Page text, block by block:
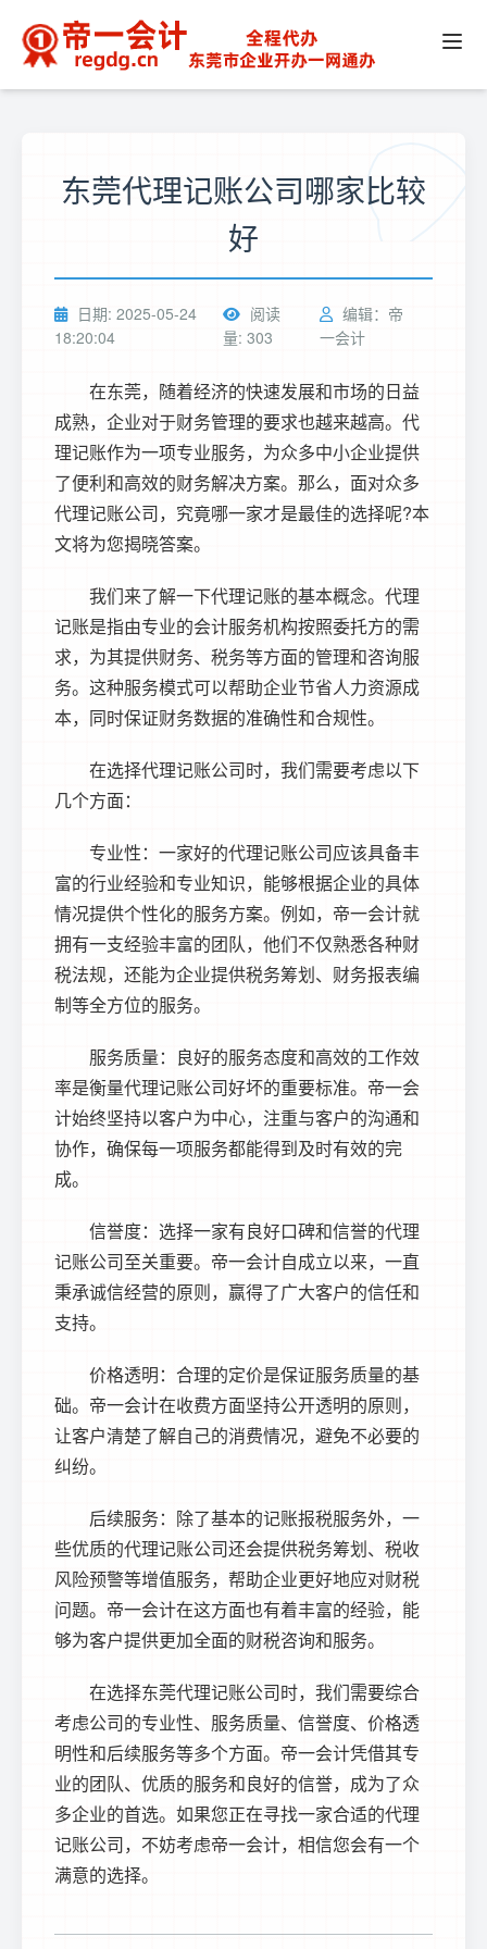
东莞代理记账公司哪家比较
好
日期: 2025-05-24
18:20:04
阅读
量: 303
编辑：帝
一会计
在东莞，随着经济的快速发展和市场的日益
成熟，企业对于财务管理的要求也越来越高。代
理记账作为一项专业服务，为众多中小企业提供
了便利和高效的财务解决方案。那么，面对众多
代理记账公司，究竟哪一家才是最佳的选择呢?本
文将为您揭晓答案。
我们来了解一下代理记账的基本概念。代理
记账是指由专业的会计服务机构按照委托方的需
求，为其提供财务、税务等方面的管理和咨询服
务。这种服务模式可以帮助企业节省人力资源成
本，同时保证财务数据的准确性和合规性。
在选择代理记账公司时，我们需要考虑以下
几个方面：
专业性：一家好的代理记账公司应该具备丰
富的行业经验和专业知识，能够根据企业的具体
情况提供个性化的服务方案。例如，帝一会计就
拥有一支经验丰富的团队，他们不仅熟悉各种财
税法规，还能为企业提供税务筹划、财务报表编
制等全方位的服务。
服务质量：良好的服务态度和高效的工作效
率是衡量代理记账公司好坏的重要标准。帝一会
计始终坚持以客户为中心，注重与客户的沟通和
协作，确保每一项服务都能得到及时有效的完
成。
信誉度：选择一家有良好口碑和信誉的代理
记账公司至关重要。帝一会计自成立以来，一直
秉承诚信经营的原则，赢得了广大客户的信任和
支持。
价格透明：合理的定价是保证服务质量的基
础。帝一会计在收费方面坚持公开透明的原则，
让客户清楚了解自己的消费情况，避免不必要的
纠纷。
后续服务：除了基本的记账报税服务外，一
些优质的代理记账公司还会提供税务筹划、税收
风险预警等增值服务，帮助企业更好地应对财税
问题。帝一会计在这方面也有着丰富的经验，能
够为客户提供更加全面的财税咨询和服务。
在选择东莞代理记账公司时，我们需要综合
考虑公司的专业性、服务质量、信誉度、价格透
明性和后续服务等多个方面。帝一会计凭借其专
业的团队、优质的服务和良好的信誉，成为了众
多企业的首选。如果您正在寻找一家合适的代理
记账公司，不妨考虑帝一会计，相信您会有一个
满意的选择。